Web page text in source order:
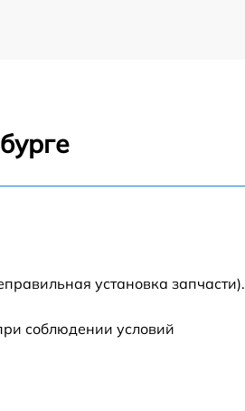
установка запчасти).
соблюдении условий